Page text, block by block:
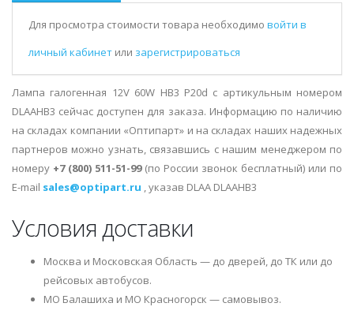
Для просмотра стоимости товара необходимо войти в
личный кабинет или зарегистрироваться
Лампа галогенная 12V 60W HB3 P20d с артикульным номером
DLAAHB3 сейчас доступен для заказа. Информацию по наличию
на складах компании «Оптипарт» и на складах наших надежных
партнеров можно узнать, связавшись с нашим менеджером по
номеру +7 (800) 511-51-99(по России звонок бесплатный) или по
E-mail sales@optipart.ru , указав DLAA DLAAHB3
Условия доставки
Москва и Московская Область — до дверей, до ТК или до
рейсовых автобусов.
МО Балашиха и МО Красногорск — самовывоз.